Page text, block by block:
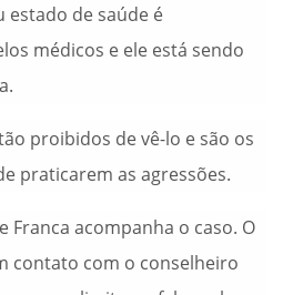
estado de saúde é
médicos e ele está sendo
proibidos de vê-lo e são os
praticarem as agressões.
Franca acompanha o caso. O
contato com o conselheiro